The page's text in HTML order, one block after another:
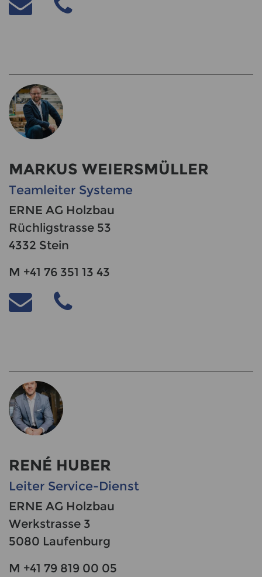
MARKUS WEIERSMÜLLER
Teamleiter Systeme
ERNE AG Holzbau
Rüchligstrasse 53
4332 Stein
M +41 76 351 13 43
RENÉ HUBER
Leiter Service-Dienst
ERNE AG Holzbau
Werkstrasse 3
5080 Laufenburg
M +41 79 819 00 05